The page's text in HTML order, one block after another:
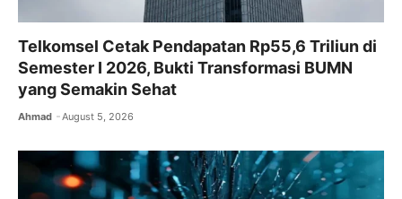
Telkomsel Cetak Pendapatan Rp55,6 Triliun di
Semester I 2026, Bukti Transformasi BUMN
yang Semakin Sehat
Ahmad August 5, 2026